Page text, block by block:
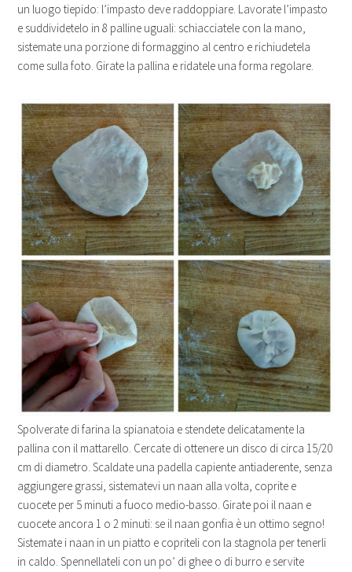
un luogo tiepido: l’impasto deve raddoppiare. Lavorate l’impasto
e suddividetelo in 8 palline uguali: schiacciatele con la mano,
sistemate una porzione di formaggino al centro e richiudetela
come sulla foto. Girate la pallina e ridatele una forma regolare.
Spolverate di farina la spianatoia e stendete delicatamente la
pallina con il mattarello. Cercate di ottenere un disco di circa 15/20
cm di diametro. Scaldate una padella capiente antiaderente, senza
aggiungere grassi, sistematevi un naan alla volta, coprite e
cuocete per 5 minuti a fuoco medio-basso. Girate poi il naan e
cuocete ancora 1 o 2 minuti: se il naan gonfia è un ottimo segno!
Sistemate i naan in un piatto e copriteli con la stagnola per tenerli
in caldo. Spennellateli con un po’ di ghee o di burro e servite